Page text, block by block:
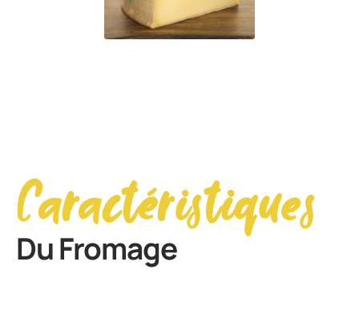
Caractéristiques
Du Fromage